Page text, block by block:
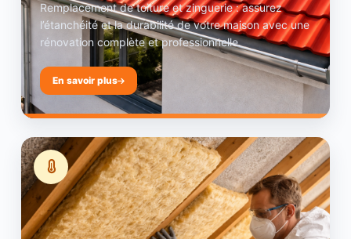
Remplacement de toiture et zinguerie : assurez
l’étanchéité et la durabilité de votre maison avec une
rénovation complète et professionnelle.
En savoir plus